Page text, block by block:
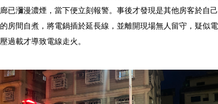
廊已瀰漫濃煙，當下便立刻報警。事後才發現是其他房客於自己
的房間自煮，將電鍋插於延長線，並離開現場無人留守，疑似電
壓過載才導致電線走火。